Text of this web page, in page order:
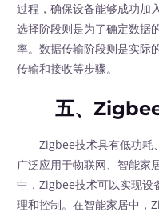
过程，确保设备能够成功加
选择阶段则是为了确定数据
率。数据传输阶段则是实际
传输和接收等步骤。
五、Zigbee
Zigbee技术具有低功耗
广泛应用于物联网、智能家
中，Zigbee技术可以实现设
理和控制。在智能家居中，